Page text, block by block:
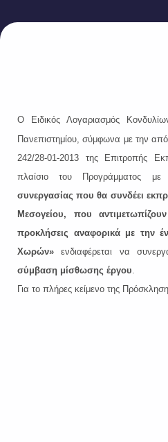
Ο Ειδικός Λογαριασμός
Πανεπιστημίου, σύμφωνα με την
242/28-01-2013 της Επιτροπής
πλαίσιο του Προγράμματος με
συνεργασίας που θα συνδέει
Μεσογείου, που
προκλήσεις αναφορικά με την
Χωρών» ενδιαφέρεται να
σύμβαση μίσθωσης έργου.
Για το πλήρες κείμενο της